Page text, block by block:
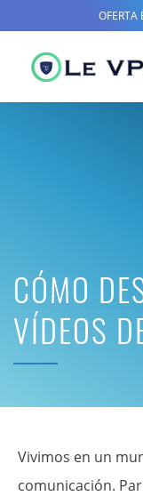
CÓMO
VÍDEOS
Vivimos en un
comunicación.